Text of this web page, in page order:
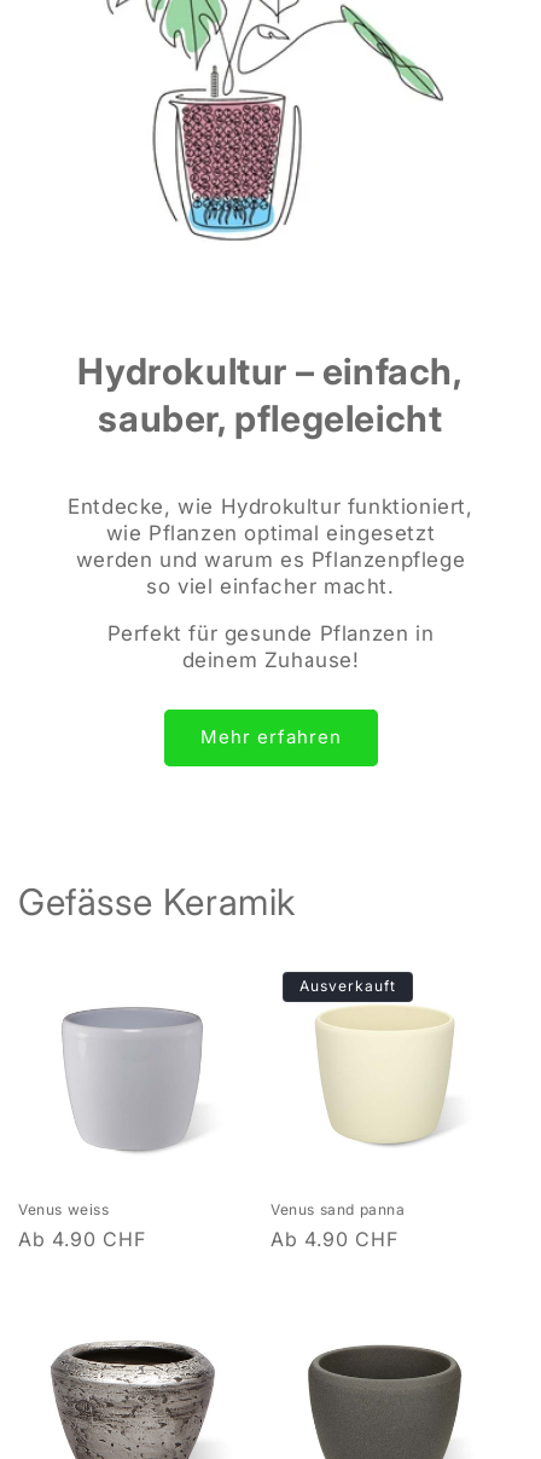
Hydrokultur – einfach,
sauber, pflegeleicht
Entdecke, wie Hydrokultur funktioniert,
wie Pflanzen optimal eingesetzt
werden und warum es Pflanzenpflege
so viel einfacher macht.
Perfekt für gesunde Pflanzen in
deinem Zuhause!
Mehr erfahren
Gefässe Keramik
Venus weiss
Normaler
Ab 4.90 CHF
Ausverkauft
Venus sand panna
Normaler
Ab 4.90 CHF